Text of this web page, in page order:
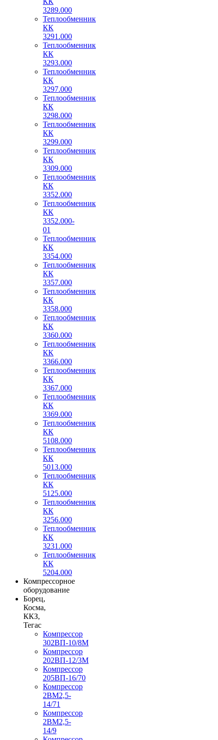
3289.000
Теплообменник
КК
3291.000
Теплообменник
КК
3293.000
Теплообменник
КК
3297.000
Теплообменник
КК
3298.000
Теплообменник
КК
3299.000
Теплообменник
КК
3309.000
Теплообменник
КК
3352.000
Теплообменник
КК
3352.000-
01
Теплообменник
КК
3354.000
Теплообменник
КК
3357.000
Теплообменник
КК
3358.000
Теплообменник
КК
3360.000
Теплообменник
КК
3366.000
Теплообменник
КК
3367.000
Теплообменник
КК
3369.000
Теплообменник
КК
5108.000
Теплообменник
КК
5013.000
Теплообменник
КК
5125.000
Теплообменник
КК
3256.000
Теплообменник
КК
3231.000
Теплообменник
КК
5204.000
Компрессорное
оборудование
Борец,
Косма,
ККЗ,
Тегас
Компрессор
302ВП-10/8М
Компрессор
202ВП-12/3М
Компрессор
205ВП-16/70
Компрессор
2ВМ2,5-
14/71
Компрессор
2ВМ2,5-
14/9